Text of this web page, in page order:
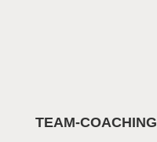
TEAM-COACHING